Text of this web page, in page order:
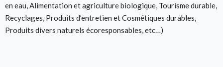
en eau, Alimentation et agriculture biologique, Tourisme durable,
Recyclages, Produits d’entretien et Cosmétiques durables,
Produits divers naturels écoresponsables, etc…)